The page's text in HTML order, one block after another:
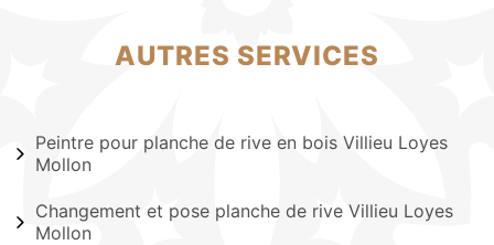
AUTRES SERVICES
Peintre pour planche de rive en bois Villieu Loyes
Mollon
Changement et pose planche de rive Villieu Loyes
Mollon